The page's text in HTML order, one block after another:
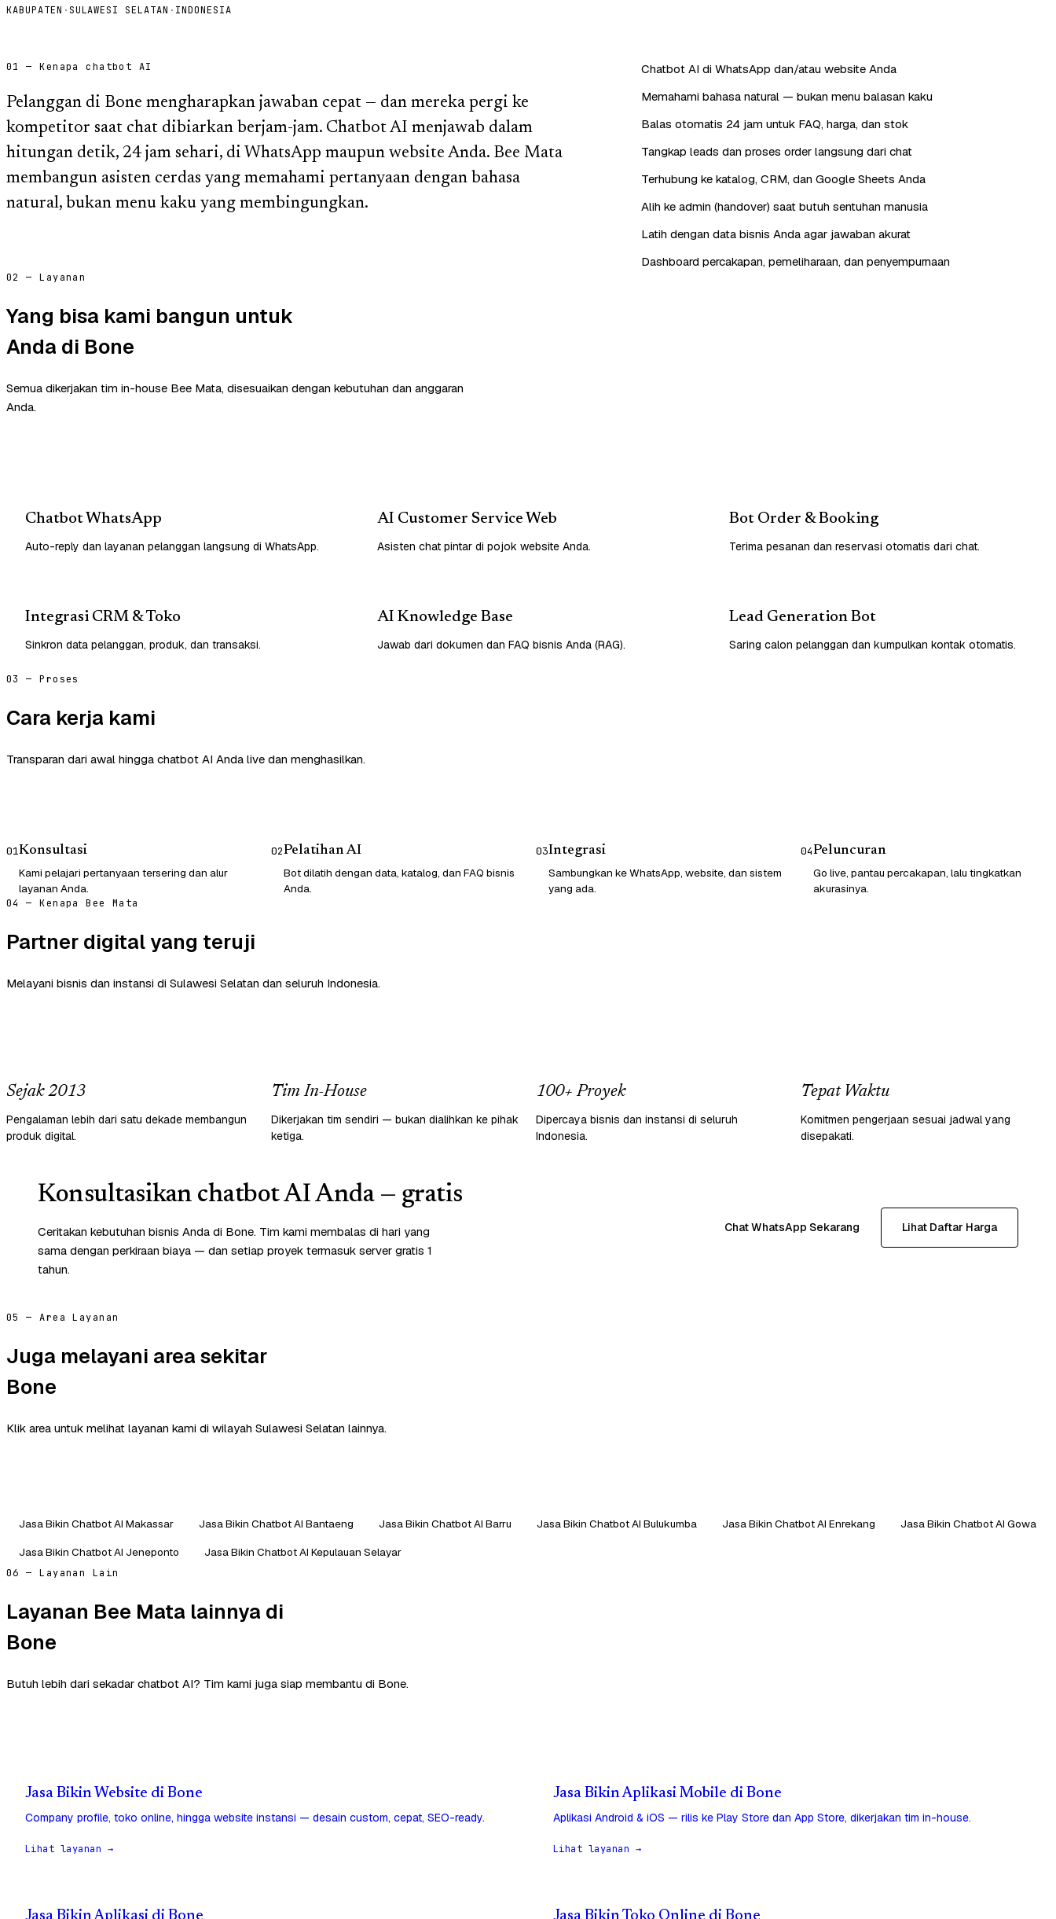
KABUPATEN · SULAWESI SELATAN · INDONESIA
01 — Kenapa chatbot AI
Pelanggan di Bone mengharapkan jawaban cepat — dan mereka pergi ke
kompetitor saat chat dibiarkan berjam-jam. Chatbot AI menjawab dalam
hitungan detik, 24 jam sehari, di WhatsApp maupun website Anda. Bee Mata
membangun asisten cerdas yang memahami pertanyaan dengan bahasa
natural, bukan menu kaku yang membingungkan.
Chatbot AI di WhatsApp dan/atau website Anda
Memahami bahasa natural — bukan menu balasan kaku
Balas otomatis 24 jam untuk FAQ, harga, dan stok
Tangkap leads dan proses order langsung dari chat
Terhubung ke katalog, CRM, dan Google Sheets Anda
Alih ke admin (handover) saat butuh sentuhan manusia
Latih dengan data bisnis Anda agar jawaban akurat
Dashboard percakapan, pemeliharaan, dan penyempurnaan
02 — Layanan
Yang bisa kami bangun untuk
Anda di Bone
Semua dikerjakan tim in-house Bee Mata, disesuaikan dengan kebutuhan dan anggaran
Anda.
Chatbot WhatsApp
Auto-reply dan layanan pelanggan langsung di WhatsApp.
AI Customer Service Web
Asisten chat pintar di pojok website Anda.
Bot Order & Booking
Terima pesanan dan reservasi otomatis dari chat.
Integrasi CRM & Toko
Sinkron data pelanggan, produk, dan transaksi.
AI Knowledge Base
Jawab dari dokumen dan FAQ bisnis Anda (RAG).
Lead Generation Bot
Saring calon pelanggan dan kumpulkan kontak otomatis.
03 — Proses
Cara kerja kami
Transparan dari awal hingga chatbot AI Anda live dan menghasilkan.
01Konsultasi
Kami pelajari pertanyaan tersering dan alur
layanan Anda.
02Pelatihan AI
Bot dilatih dengan data, katalog, dan FAQ bisnis
Anda.
03Integrasi
Sambungkan ke WhatsApp, website, dan sistem
yang ada.
04Peluncuran
Go live, pantau percakapan, lalu tingkatkan
akurasinya.
04 — Kenapa Bee Mata
Partner digital yang teruji
Melayani bisnis dan instansi di Sulawesi Selatan dan seluruh Indonesia.
Sejak 2013
Pengalaman lebih dari satu dekade membangun
produk digital.
Tim In-House
Dikerjakan tim sendiri — bukan dialihkan ke pihak
ketiga.
100+ Proyek
Dipercaya bisnis dan instansi di seluruh
Indonesia.
Tepat Waktu
Komitmen pengerjaan sesuai jadwal yang
disepakati.
Konsultasikan chatbot AI Anda — gratis
Ceritakan kebutuhan bisnis Anda di Bone. Tim kami membalas di hari yang
sama dengan perkiraan biaya — dan setiap proyek termasuk server gratis 1
tahun.
Chat WhatsApp Sekarang Lihat Daftar Harga
05 — Area Layanan
Juga melayani area sekitar
Bone
Klik area untuk melihat layanan kami di wilayah Sulawesi Selatan lainnya.
Jasa Bikin Chatbot AI Makassar Jasa Bikin Chatbot AI Bantaeng Jasa Bikin Chatbot AI Barru Jasa Bikin Chatbot AI Bulukumba Jasa Bikin Chatbot AI Enrekang
Jasa Bikin Chatbot AI Gowa
Jasa Bikin Chatbot AI Jeneponto
Jasa Bikin Chatbot AI Kepulauan Selayar
06 — Layanan Lain
Layanan Bee Mata lainnya di
Bone
Butuh lebih dari sekadar chatbot AI? Tim kami juga siap membantu di Bone.
Jasa Bikin Website di Bone
Company profile, toko online, hingga website instansi — desain custom, cepat, SEO-ready.
Lihat layanan →
Jasa Bikin Aplikasi Mobile di Bone
Aplikasi Android & iOS — rilis ke Play Store dan App Store, dikerjakan tim in-house.
Lihat layanan →